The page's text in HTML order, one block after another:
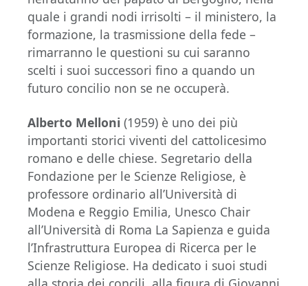
quale i grandi nodi irrisolti – il ministero, la
formazione, la trasmissione della fede –
rimarranno le questioni su cui saranno
scelti i suoi successori fino a quando un
futuro concilio non se ne occuperà.
Alberto Melloni (1959) è uno dei più
importanti storici viventi del cattolicesimo
romano e delle chiese. Segretario della
Fondazione per le Scienze Religiose, è
professore ordinario all’Università di
Modena e Reggio Emilia, Unesco Chair
all’Università di Roma La Sapienza e guida
l’Infrastruttura Europea di Ricerca per le
Scienze Religiose. Ha dedicato i suoi studi